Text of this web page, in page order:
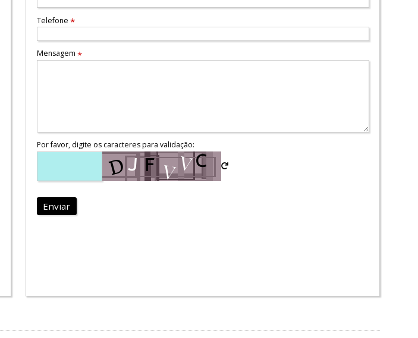
Telefone *
Mensagem *
Por favor, digite os caracteres para validação:
Enviar